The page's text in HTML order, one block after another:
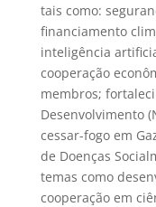
tais como:
financiamento
inteligência
cooperação
membros;
Desenvolvimento
cessar-fogo em
de Doenças
temas como
cooperação em